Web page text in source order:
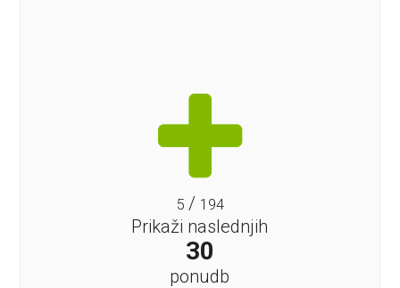
5/ 194
Prikaži naslednjih
30
ponudb